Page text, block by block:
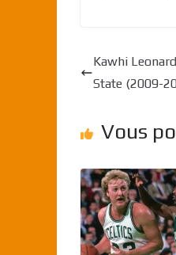
Kawhi
State (2009-
Vous